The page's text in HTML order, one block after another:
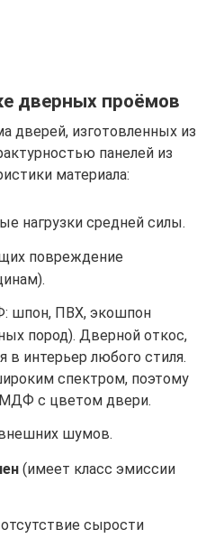
дверных проёмов
дверей, изготовленных из
панелей из
материала:
нагрузки средней силы.
повреждение
шпон, ПВХ, экошпон
пород). Дверной откос,
интерьер любого стиля.
спектром, поэтому
МДФ с цветом двери.
шумов.
(имеет класс эмиссии
сырости